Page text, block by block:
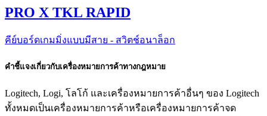
PRO X TKL RAPID
คีย์บอร์ดเกมมิ่งแบบมีสาย - สวิตช์อนาล็อก
คำชี้แจงเกี่ยวกับเครื่องหมายการค้าทางกฎหมาย
Logitech, Logi, โลโก้ และเครื่องหมายการค้าอื่นๆ ของ Logitech
ทั้งหมดเป็นเครื่องหมายการค้าหรือเครื่องหมายการค้าจด